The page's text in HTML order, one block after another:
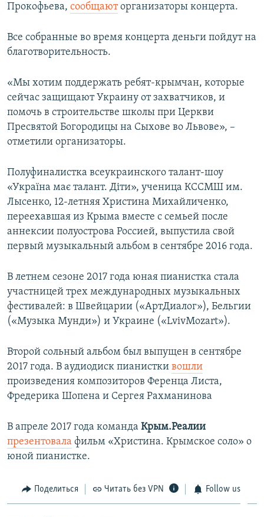
КРЫМ.НЕПОКОРЕННЫЙ
ELIFBE
УКРАИНСКАЯ ПРОБЛЕМА КРЫМА
Прокофьева, сообщаюторганизаторы концерта.
Все собранные во время концерта деньги пойдут на
благотворительность.
«Мы хотим поддержать ребят-крымчан, которые
сейчас защищают Украину от захватчиков, и
помочь в строительстве школы при Церкви
Пресвятой Богородицы на Сыхове во Львове», –
отметили организаторы.
Полуфиналистка всеукраинского талант-шоу
«Україна має талант. Діти», ученица КССМШ им.
Лысенко, 12-летняя Христина Михайличенко,
переехавшая из Крыма вместе с семьей после
аннексии полуострова Россией, выпустила свой
первый музыкальный альбом в сентябре 2016 года.
В летнем сезоне 2017 года юная пианистка стала
участницей трех международных музыкальных
фестивалей: в Швейцарии («АртДиалог»), Бельгии
(«Музыка Мунди») и Украине («LvivMozart»).
Второй сольный альбом был выпущен в сентябре
2017 года. В аудиодиск пианистки вошли
произведения композиторов Ференца Листа,
Фредерика Шопена и Сергея Рахманинова
В апреле 2017 года команда Крым.Реалии
презентовала фильм «Христина. Крымское соло» о
юной пианистке.
Поделиться Читать без VPN Follow us